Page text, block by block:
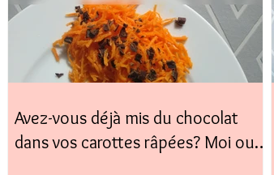
Avez-vous déjà mis du chocolat
dans vos carottes râpées? Moi oui,